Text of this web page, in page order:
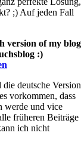
;) Auf jeden Fall
version of my
:)
deutsche
vorkommen, dass
werde und vice
früheren Beiträge
ich nicht